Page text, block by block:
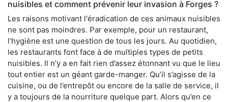
nuisibles et comment prévenir leur invasion à Forges ?
Les raisons motivant l'éradication de ces animaux nuisibles
ne sont pas moindres. Par exemple, pour un restaurant,
l’hygiène est une question de tous les jours. Au quotidien,
les restaurants font face à de multiples types de petits
nuisibles. Il n’y a en fait rien d’assez étonnant vu que le lieu
tout entier est un géant garde-manger. Qu’il s’agisse de la
cuisine, ou de l’entrepôt ou encore de la salle de service, il
y a toujours de la nourriture quelque part. Alors qu’en ce